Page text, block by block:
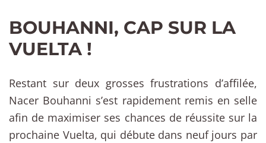
BOUHANNI, CAP SUR LA
VUELTA !
Restant sur deux grosses frustrations d’affilée,
Nacer Bouhanni s’est rapidement remis en selle
afin de maximiser ses chances de réussite sur la
prochaine Vuelta, qui débute dans neuf jours par